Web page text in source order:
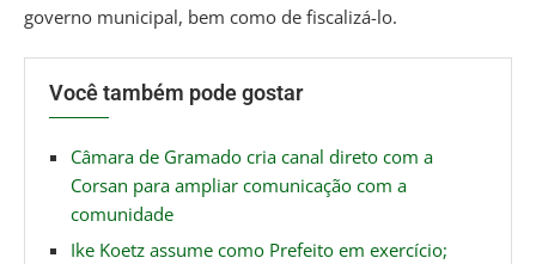
governo municipal, bem como de fiscalizá-lo.
Você também pode gostar
Câmara de Gramado cria canal direto com a
Corsan para ampliar comunicação com a
comunidade
Ike Koetz assume como Prefeito em exercício;